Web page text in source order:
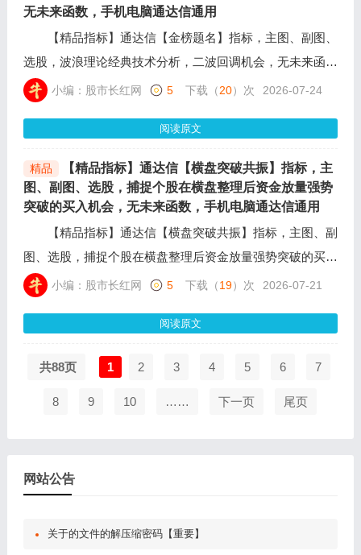
无未来函数，手机电脑通达信通用
【精品指标】通达信【金榜题名】指标，主图、副图、
选股，波浪理论经典技术分析，二波回调机会，无未来函
数，手机电脑通达信通用，融合了三大经典技术分析理论，
过滤：剔除弱势环境下的无效反弹信号，标的具备一定的趋
势支撑，承接力度与突破信号。
小编：股市长红网 5 下载（20）次 2026-07-24
阅读原文
精品
【精品指标】通达信【横盘突破共振】指标，主
图、副图、选股，捕捉个股在横盘整理后资金放量强势
突破的买入机会，无未来函数，手机电脑通达信通用
【精品指标】通达信【横盘突破共振】指标，主图、副
图、选股，捕捉个股在横盘整理后资金放量强势突破的买入
机会，无未来函数，手机电脑通达信通用，通过计算不同周
蓄势状态。
小编：股市长红网 5 下载（19）次 2026-07-21
阅读原文
共88页 1 2 3 4 5 6 7
8 9 10 …… 下一页 尾页
网站公告
关于的文件的解压缩密码【重要】